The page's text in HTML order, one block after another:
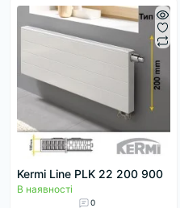
Kermi Line PLK 22 200 900
В наявності
0